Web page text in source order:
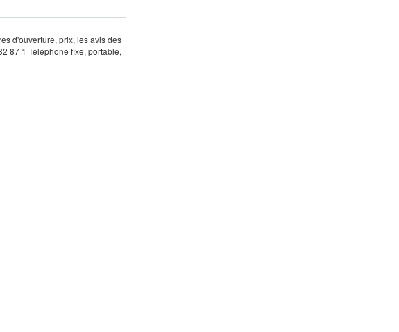
d'ouverture, prix, les avis des
87 1 Téléphone fixe, portable,